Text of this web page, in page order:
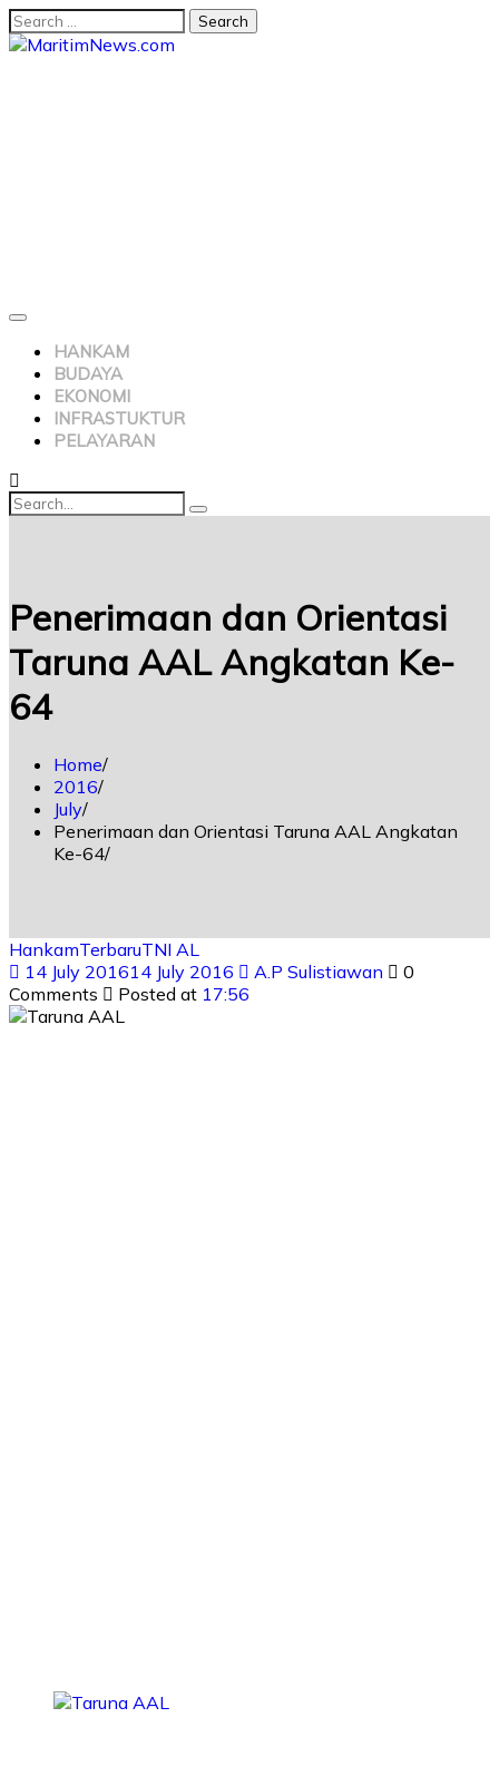
HANKAM
BUDAYA
EKONOMI
INFRASTUKTUR
PELAYARAN
Penerimaan dan Orientasi
Taruna AAL Angkatan Ke-
64
Home
2016
July
Penerimaan dan Orientasi Taruna AAL Angkatan
Ke-64
HankamTerbaruTNI AL
14 July 201614 July 2016 A.P Sulistiawan
0
Comments
Posted at 17:56